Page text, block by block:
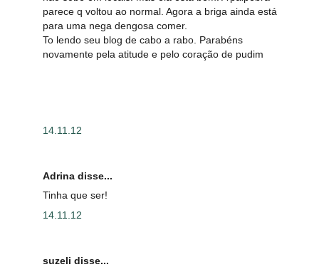
parece q voltou ao normal. Agora a briga ainda está
para uma nega dengosa comer.
To lendo seu blog de cabo a rabo. Parabéns
novamente pela atitude e pelo coração de pudim
14.11.12
Adrina disse...
Tinha que ser!
14.11.12
suzeli disse...